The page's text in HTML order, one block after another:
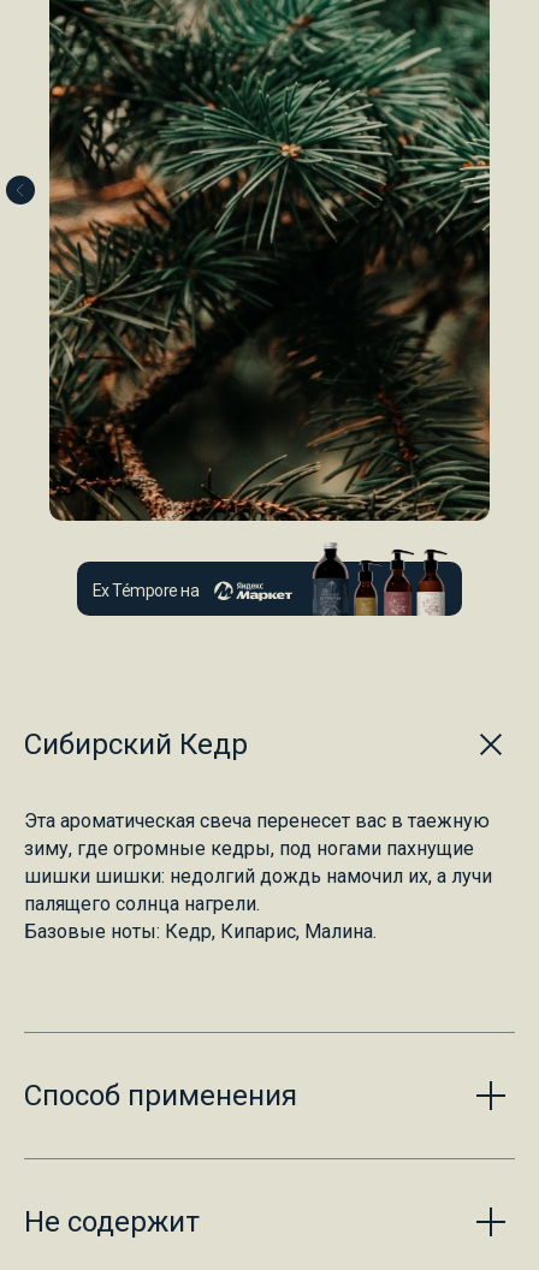
Ex Témpore на
Сибирский Кедр
Эта ароматическая свеча перенесет вас в таежную
зиму, где огромные кедры, под ногами пахнущие
шишки шишки: недолгий дождь намочил их, а лучи
палящего солнца нагрели.
Базовые ноты: Кедр, Кипарис, Малина.
Способ применения
Не содержит